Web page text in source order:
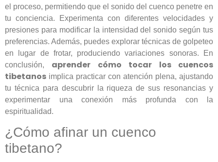
el proceso, permitiendo que el sonido del cuenco penetre en
tu conciencia. Experimenta con diferentes velocidades y
presiones para modificar la intensidad del sonido según tus
preferencias. Además, puedes explorar técnicas de golpeteo
en lugar de frotar, produciendo variaciones sonoras. En
conclusión, aprender cómo tocar los cuencos
tibetanos implica practicar con atención plena, ajustando
tu técnica para descubrir la riqueza de sus resonancias y
experimentar una conexión más profunda con la
espiritualidad.
¿Cómo afinar un cuenco
tibetano?